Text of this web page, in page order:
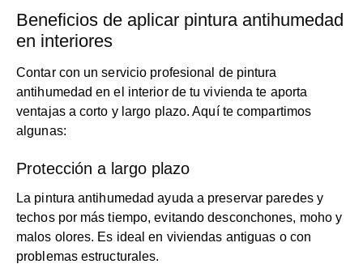
Beneficios de aplicar pintura antihumedad
en interiores
Contar con un servicio profesional de pintura
antihumedad en el interior de tu vivienda te aporta
ventajas a corto y largo plazo. Aquí te compartimos
algunas:
Protección a largo plazo
La pintura antihumedad ayuda a preservar paredes y
techos por más tiempo, evitando desconchones, moho y
malos olores. Es ideal en viviendas antiguas o con
problemas estructurales.